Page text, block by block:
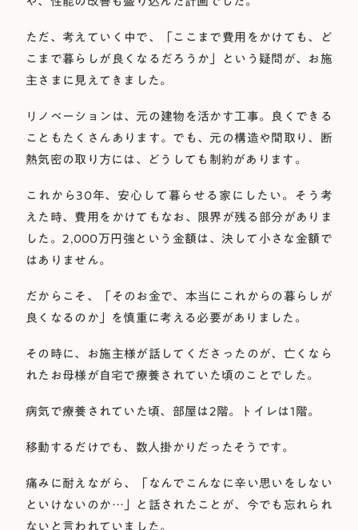
ただ、考えていく中で、「ここまで費用をかけても、ど
こまで暮らしが良くなるだろうか」という疑問が、お施
主さまに見えてきました。
リノベーションは、元の建物を活かす工事。良くできる
こともたくさんあります。でも、元の構造や間取り、断
熱気密の取り方には、どうしても制約があります。
これから30年、安心して暮らせる家にしたい。そう考
えた時、費用をかけてもなお、限界が残る部分がありま
した。2,000万円強という金額は、決して小さな金額で
はありません。
だからこそ、「そのお金で、本当にこれからの暮らしが
良くなるのか」を慎重に考える必要がありました。
その時に、お施主様が話してくださったのが、亡くなら
れたお母様が自宅で療養されていた頃のことでした。
病気で療養されていた頃、部屋は2階。トイレは1階。
移動するだけでも、数人掛かりだったそうです。
痛みに耐えながら、「なんでこんなに辛い思いをしない
といけないのか…」と話されたことが、今でも忘れられ